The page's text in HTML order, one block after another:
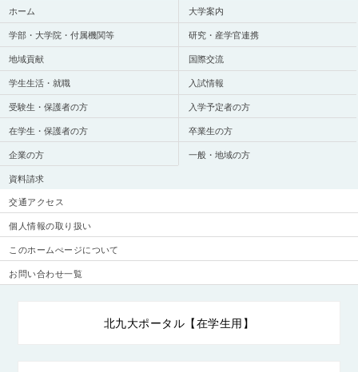
ホーム
大学案内
学部・大学院・付属機関等
研究・産学官連携
地域貢献
国際交流
学生生活・就職
入試情報
受験生・保護者の方
入学予定者の方
在学生・保護者の方
卒業生の方
企業の方
一般・地域の方
資料請求
交通アクセス
個人情報の取り扱い
このホームぺージについて
お問い合わせ一覧
北九大ポータル【在学生用】